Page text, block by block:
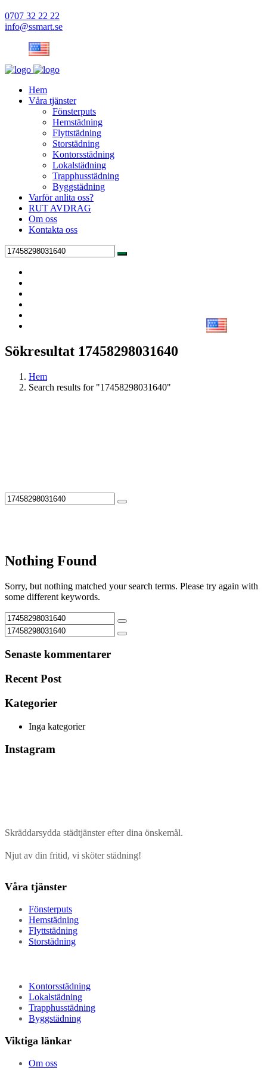
0707 32 22 22
info@ssmart.se
Hem
Våra tjänster
Fönsterputs
Hemstädning
Flyttstädning
Storstädning
Kontorsstädning
Lokalstädning
Trapphusstädning
Byggstädning
Varför anlita oss?
RUT AVDRAG
Om oss
Kontakta oss
Sökresultat 17458298031640
Hem
Search results for "17458298031640"
Nothing Found
Sorry, but nothing matched your search terms. Please try again with
some different keywords.
Senaste kommentarer
Recent Post
Kategorier
Inga kategorier
Instagram
Skräddarsydda städtjänster efter dina önskemål.
Njut av din fritid, vi sköter städning!
Våra tjänster
Fönsterputs
Hemstädning
Flyttstädning
Storstädning
Kontorsstädning
Lokalstädning
Trapphusstädning
Byggstädning
Viktiga länkar
Om oss